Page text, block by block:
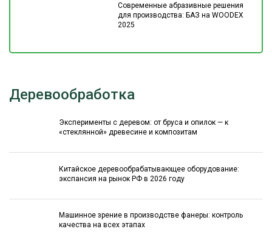
Современные абразивные решения
для производства: БАЗ на WOODEX
2025
Деревообработка
Эксперименты с деревом: от бруса и опилок — к
«стеклянной» древесине и композитам
Китайское деревообрабатывающее оборудование:
экспансия на рынок РФ в 2026 году
Машинное зрение в производстве фанеры: контроль
качества на всех этапах